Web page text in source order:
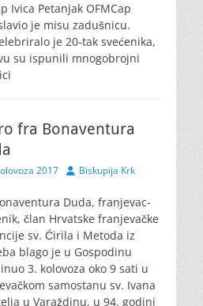
Ivica Petanjak OFMCap
je misu zadušnicu.
je 20-tak svećenika,
su ispunili mnogobrojni
fra Bonaventura
2017 AuthorBiskupija Krk
Duda, franjevac-
član Hrvatske franjevačke
sv. Ćirila i Metoda iz
blago je u Gospodinu
3. kolovoza oko 9 sati u
samostanu sv. Ivana
u Varaždinu, u 94. godini